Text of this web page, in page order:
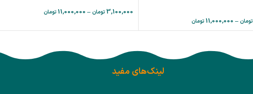
تومان–
11,000,000 تومان
3,100,000 تومان–
11,000,000 تومان
لینک‌های مفید